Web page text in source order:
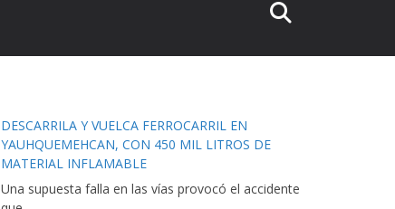
DESCARRILA Y VUELCA FERROCARRIL EN
YAUHQUEMEHCAN, CON 450 MIL LITROS DE
MATERIAL INFLAMABLE
Una supuesta falla en las vías provocó el accidente